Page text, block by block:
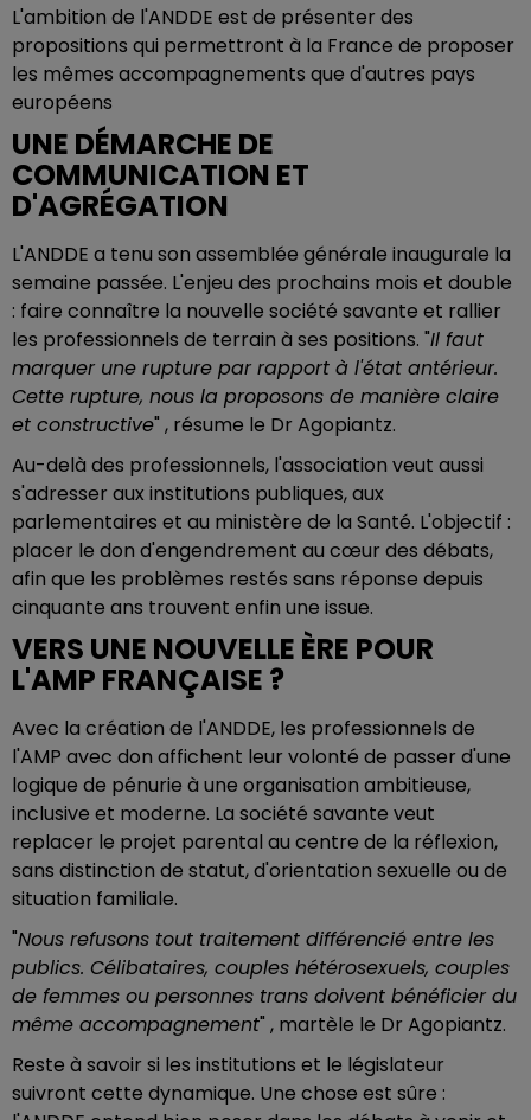
L'ambition de l'ANDDE est de présenter des
propositions qui permettront à la France de proposer
les mêmes accompagnements que d'autres pays
européens
UNE DÉMARCHE DE
COMMUNICATION ET
D'AGRÉGATION
L'ANDDE a tenu son assemblée générale inaugurale la
semaine passée. L'enjeu des prochains mois et double
: faire connaître la nouvelle société savante et rallier
les professionnels de terrain à ses positions. "Il faut
marquer une rupture par rapport à l'état antérieur.
Cette rupture, nous la proposons de manière claire
et constructive" , résume le Dr Agopiantz.
Au-delà des professionnels, l'association veut aussi
s'adresser aux institutions publiques, aux
parlementaires et au ministère de la Santé. L'objectif :
placer le don d'engendrement au cœur des débats,
afin que les problèmes restés sans réponse depuis
cinquante ans trouvent enfin une issue.
VERS UNE NOUVELLE ÈRE POUR
L'AMP FRANÇAISE ?
Avec la création de l'ANDDE, les professionnels de
l'AMP avec don affichent leur volonté de passer d'une
logique de pénurie à une organisation ambitieuse,
inclusive et moderne. La société savante veut
replacer le projet parental au centre de la réflexion,
sans distinction de statut, d'orientation sexuelle ou de
situation familiale.
"Nous refusons tout traitement différencié entre les
publics. Célibataires, couples hétérosexuels, couples
de femmes ou personnes trans doivent bénéficier du
même accompagnement" , martèle le Dr Agopiantz.
Reste à savoir si les institutions et le législateur
suivront cette dynamique. Une chose est sûre :